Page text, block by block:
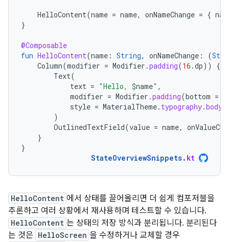
HelloContent(name = name, onNameChange = {
}
@Composable
fun HelloContent(name : String, onNameChange : (
Column(modifier = Modifier .padding(16.dp))
{
Text(
text = "Hello, $name" ,
modifier = Modifier .padding(bottom =
style = MaterialTheme. typography.
)
OutlinedTextField(value = name,
}
}
StateOverviewSnippets. kt
HelloContent 에서 상태를 끌어올리면 더 쉽게 컴포저블을
추론하고 여러 상황에서 재사용하며 테스트할 수 있습니다.
HelloContent 는 상태의 저장 방식과 분리됩니다. 분리된다
는 것은 HelloScreen 을 수정하거나 교체할 경우